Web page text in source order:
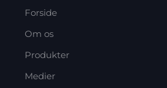
Forside
Om os
Produkter
Medier